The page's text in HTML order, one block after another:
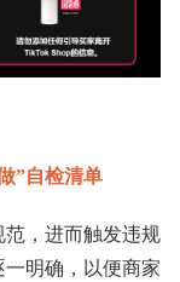
”自检清单
，进而触发违规
明确，以便商家